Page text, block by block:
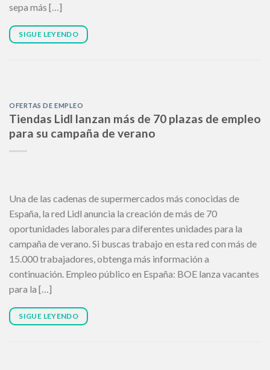
sepa más […]
SIGUE LEYENDO
OFERTAS DE EMPLEO
Tiendas Lidl lanzan más de 70 plazas de empleo
para su campaña de verano
Una de las cadenas de supermercados más conocidas de
España, la red Lidl anuncia la creación de más de 70
oportunidades laborales para diferentes unidades para la
campaña de verano. Si buscas trabajo en esta red con más de
15.000 trabajadores, obtenga más información a
continuación. Empleo público en España: BOE lanza vacantes
para la […]
SIGUE LEYENDO